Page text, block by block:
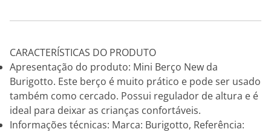
CARACTERÍSTICAS DO PRODUTO
Apresentação do produto: Mini Berço New da
Burigotto. Este berço é muito prático e pode ser usado
também como cercado. Possui regulador de altura e é
ideal para deixar as crianças confortáveis.
Informações técnicas: Marca: Burigotto, Referência: